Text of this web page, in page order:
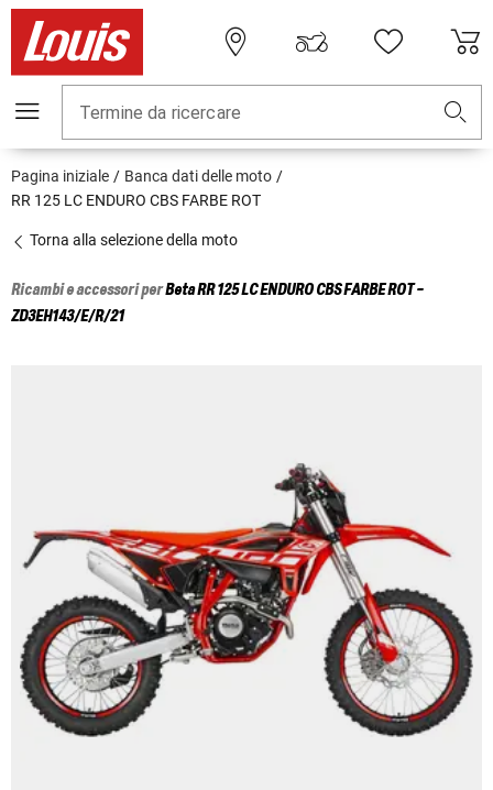
Termine da ricercare
Pagina iniziale
Banca dati delle moto
RR 125 LC ENDURO CBS FARBE ROT
Torna alla selezione della moto
Ricambi e accessori perBetaRR 125 LC ENDURO CBS FARBE ROT -
ZD3EH143/E/R/21